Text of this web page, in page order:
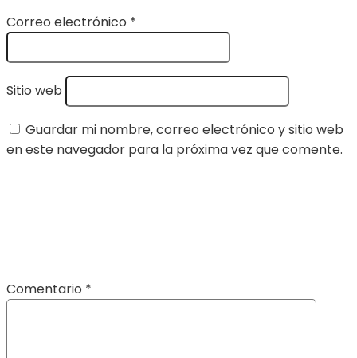
Correo electrónico *
Sitio web
Guardar mi nombre, correo electrónico y sitio web
en este navegador para la próxima vez que comente.
Comentario *